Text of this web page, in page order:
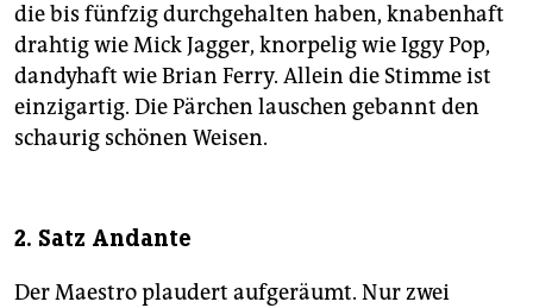
die bis fünfzig durchgehalten haben, knabenhaft
drahtig wie Mick Jagger, knorpelig wie Iggy Pop,
dandyhaft wie Brian Ferry. Allein die Stimme ist
einzigartig. Die Pärchen lauschen gebannt den
schaurig schönen Weisen.
2. Satz Andante
Der Maestro plaudert aufgeräumt. Nur zwei